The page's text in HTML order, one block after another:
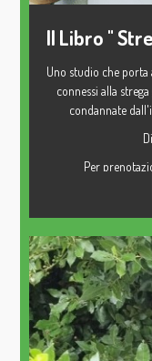
Il Libro "
Uno studio che
connessi alla
condannate
Per